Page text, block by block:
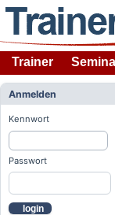
Trainer
Anmelden
Kennwort
Passwort
login